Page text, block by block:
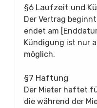
§6 Laufzeit und
Der Vertrag
endet am
Kündigung ist nur
möglich.
§7 Haftung
Der Mieter haftet
die während der